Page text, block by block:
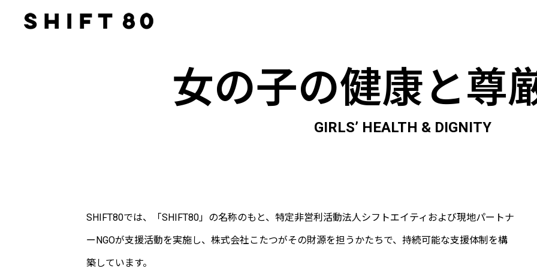
女の子の健康と尊
GIRLS’ HEALTH & DIGNITY
SHIFT80では、「SHIFT80」の名称のもと、特定非営利活動法人シフトエイティおよび現地パートナ
ーNGOが支援活動を実施し、株式会社こたつがその財源を担うかたちで、持続可能な支援体制を構
築しています。